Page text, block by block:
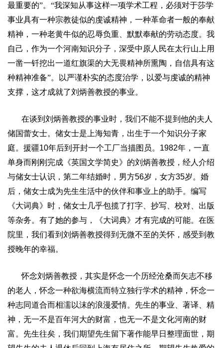
最重要的”。“我深知从事这样一项学术工程，必须对于莎学
事业具有一种宗教徒似的虔诚精神，一种革命者一般的奉献
精神，一种老黄牛似的忍辱负重、默默奉献的劳动态度。我
自己，作为一个河南知识分子，深受中原人民在太行山上用
一凿一钎挖出一道红旗渠的大无畏精神所熏陶，自信具有这
种精神准备”。以严谨朴实的态度治学，以爱与虔诚的精神
支撑，这才成就了刘炳善教授的事业。
在谈到 刘炳善教授的事业时，我们不能不提到他的夫人
储国蕾女士。 储女士是上海知青，出生于一个知识分子家
庭。援疆10年后到开封一个工厂当描图员。 1982年，一直
单身而刚刚完成《英国文学简史》的刘炳善教授，经人介绍
与储女士认识，第二年结婚时，男方56岁，女方35岁。婚
后， 储女士成为先生生活中的伙伴和事业上的助手。编写
《大词典》时， 储女士几乎包揽了打字、抄写、校对、出版
等杂务。有了她的参与，《大词典》才有完成的可能。在医
院里，我们看到 刘炳善教授得到无微不至的关怀，感受到教
授晚年的幸福。
怀念刘炳善教授，其实是怀念一个历经沧桑而矢志不移
的老人，怀念一种欲海横流而特立独行学术的精神，怀念一
种志同道合而相濡以沫的浪漫爱情。先生的事业、著译、精
神，无一不是百年河大的财富，也无一不是文化河南的财
富。先生往矣，我们期望先生留下著作能早日整理面世，期